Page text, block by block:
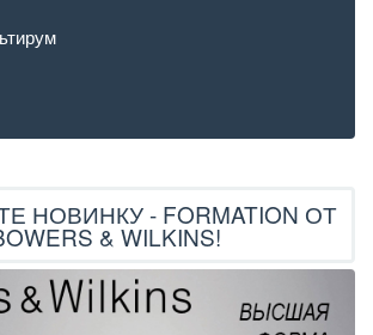
НОВИНКУ - FORMATION ОТ
& WILKINS!